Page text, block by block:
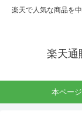
楽天で人気な商品を
楽天通
本ペー